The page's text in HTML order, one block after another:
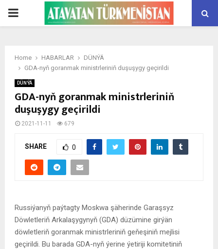
PRIMARY
Home HABARLAR
DÜNÝÄ
GDA-nyň goranmak ministrleriniň duşuşygy geçirildi
DÜNÝÄ
GDA-nyň goranmak ministrleriniň
duşuşygy geçirildi
2021-11-11 679
SHARE 0
Russiýanyň paýtagty Moskwa şäherinde Garaşsyz
Döwletleriň Arkalaşygynyň (GDA) düzümine girýän
döwletleriň goranmak ministrleriniň geňeşiniň mejlisi
geçirildi. Bu barada GDA-nyň ýerine ýetiriji komitetiniň